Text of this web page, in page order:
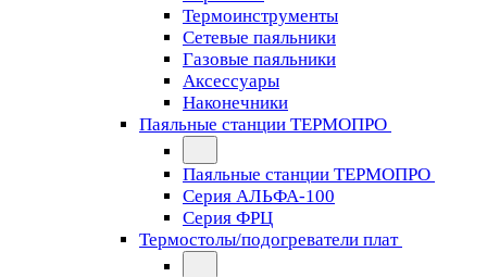
Термоинструменты
Сетевые паяльники
Газовые паяльники
Аксессуары
Наконечники
Паяльные станции ТЕРМОПРО
Паяльные станции ТЕРМОПРО
Серия АЛЬФА-100
Серия ФРЦ
Термостолы/подогреватели плат